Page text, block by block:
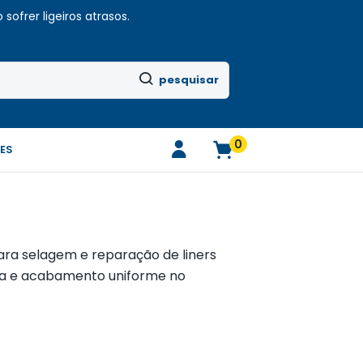
ligeiros atrasos.
pesquisar
0
selagem e reparação de liners
e acabamento uniforme no